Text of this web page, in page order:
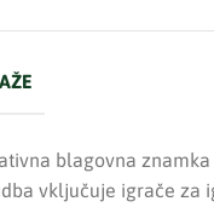
blagovna
vključuje igrače za